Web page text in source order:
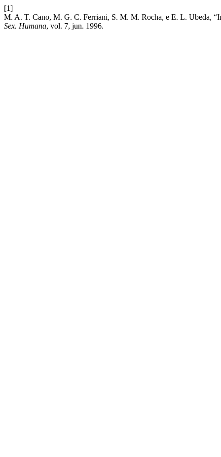
[1]
M. A. T. Cano, M. G. C. Ferriani, S. M. M. Rocha, e E. L. Ubeda,
Sex. Humana, vol. 7, jun. 1996.